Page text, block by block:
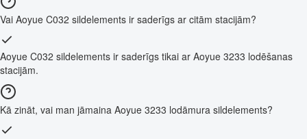
Vai Aoyue C032 sildelements ir saderīgs ar citām stacijām?
Aoyue C032 sildelements ir saderīgs tikai ar Aoyue 3233 lodēšanas
stacijām.
Kā zināt, vai man jāmaina Aoyue 3233 lodāmura sildelements?